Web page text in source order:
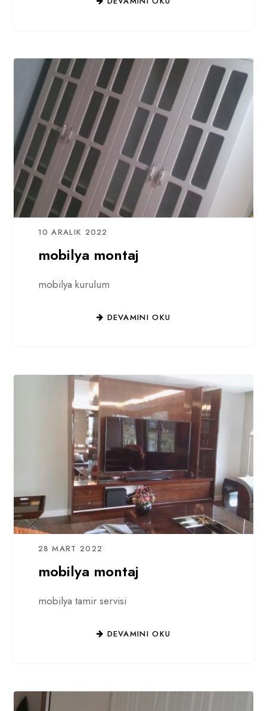
10 ARALIK 2022
mobilya montaj
mobilya kurulum
DEVAMINI OKU
28 MART 2022
mobilya montaj
mobilya tamir servisi
DEVAMINI OKU